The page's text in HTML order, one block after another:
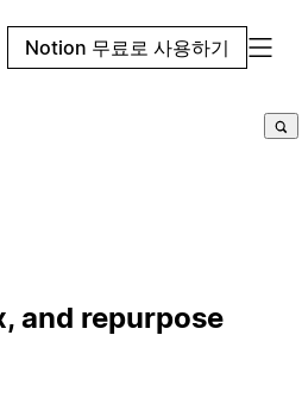
Notion 무료로 사용하기
and repurpose